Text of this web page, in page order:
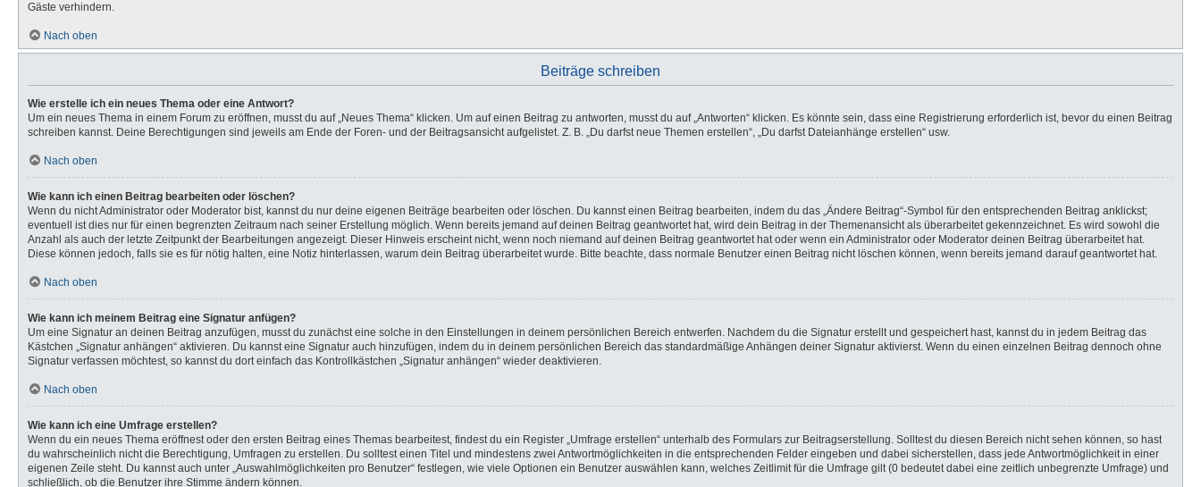
Gäste verhindern.
Nach oben
Beiträge schreiben
Wie erstelle ich ein neues Thema oder eine Antwort?
Um ein neues Thema in einem Forum zu eröffnen, musst du auf „Neues Thema“ klicken. Um auf einen Beitrag zu antworten, musst du auf „Antworten“ klicken. Es könnte sein, dass eine Registrierung erforderlich ist, bevor du einen Beitrag
schreiben kannst. Deine Berechtigungen sind jeweils am Ende der Foren- und der Beitragsansicht aufgelistet. Z. B. „Du darfst neue Themen erstellen“, „Du darfst Dateianhänge erstellen“ usw.
Nach oben
Wie kann ich einen Beitrag bearbeiten oder löschen?
Wenn du nicht Administrator oder Moderator bist, kannst du nur deine eigenen Beiträge bearbeiten oder löschen. Du kannst einen Beitrag bearbeiten, indem du das „Ändere Beitrag“-Symbol für den entsprechenden Beitrag anklickst;
eventuell ist dies nur für einen begrenzten Zeitraum nach seiner Erstellung möglich. Wenn bereits jemand auf deinen Beitrag geantwortet hat, wird dein Beitrag in der Themenansicht als überarbeitet gekennzeichnet. Es wird sowohl die
Anzahl als auch der letzte Zeitpunkt der Bearbeitungen angezeigt. Dieser Hinweis erscheint nicht, wenn noch niemand auf deinen Beitrag geantwortet hat oder wenn ein Administrator oder Moderator deinen Beitrag überarbeitet hat.
Diese können jedoch, falls sie es für nötig halten, eine Notiz hinterlassen, warum dein Beitrag überarbeitet wurde. Bitte beachte, dass normale Benutzer einen Beitrag nicht löschen können, wenn bereits jemand darauf geantwortet hat.
Nach oben
Wie kann ich meinem Beitrag eine Signatur anfügen?
Um eine Signatur an deinen Beitrag anzufügen, musst du zunächst eine solche in den Einstellungen in deinem persönlichen Bereich entwerfen. Nachdem du die Signatur erstellt und gespeichert hast, kannst du in jedem Beitrag das
Kästchen „Signatur anhängen“ aktivieren. Du kannst eine Signatur auch hinzufügen, indem du in deinem persönlichen Bereich das standardmäßige Anhängen deiner Signatur aktivierst. Wenn du einen einzelnen Beitrag dennoch ohne
Signatur verfassen möchtest, so kannst du dort einfach das Kontrollkästchen „Signatur anhängen“ wieder deaktivieren.
Nach oben
Wie kann ich eine Umfrage erstellen?
Wenn du ein neues Thema eröffnest oder den ersten Beitrag eines Themas bearbeitest, findest du ein Register „Umfrage erstellen“ unterhalb des Formulars zur Beitragserstellung. Solltest du diesen Bereich nicht sehen können, so hast
du wahrscheinlich nicht die Berechtigung, Umfragen zu erstellen. Du solltest einen Titel und mindestens zwei Antwortmöglichkeiten in die entsprechenden Felder eingeben und dabei sicherstellen, dass jede Antwortmöglichkeit in einer
eigenen Zeile steht. Du kannst auch unter „Auswahlmöglichkeiten pro Benutzer“ festlegen, wie viele Optionen ein Benutzer auswählen kann, welches Zeitlimit für die Umfrage gilt (0 bedeutet dabei eine zeitlich unbegrenzte Umfrage) und
schließlich, ob die Benutzer ihre Stimme ändern können.